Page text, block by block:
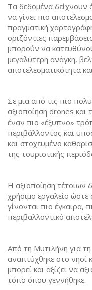
Τα δεδομένα δείχνουν
να γίνει πιο
πραγματική
οριζόντιες
μπορούν να
μεγαλύτερη ανάγκη,
αποτελεσματικότητα
Σε μια από τις πιο
αξιοποίηση drones και
έναν πιο «έξυπνο»
περιβάλλοντος και
και στοχευμένο
της τουριστικής
Η αξιοποίηση τέτοιων
χρήσιμο εργαλείο
γίνονται πιο έγκαιρα,
περιβαλλοντικό
Από τη Μυτιλήνη για
αναπτύχθηκε στο νησί
μπορεί και αξίζει να
τόπο όπου γεννήθηκε.